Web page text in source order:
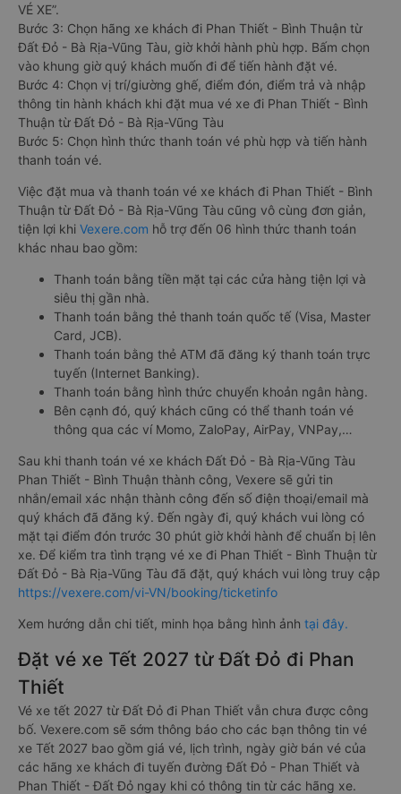
VÉ XE”.
Bước 3: Chọn hãng xe khách đi Phan Thiết - Bình Thuận từ
Đất Đỏ - Bà Rịa-Vũng Tàu, giờ khởi hành phù hợp. Bấm chọn
vào khung giờ quý khách muốn đi để tiến hành đặt vé.
Bước 4: Chọn vị trí/giường ghế, điểm đón, điểm trả và nhập
thông tin hành khách khi đặt mua vé xe đi Phan Thiết - Bình
Thuận từ Đất Đỏ - Bà Rịa-Vũng Tàu
Bước 5: Chọn hình thức thanh toán vé phù hợp và tiến hành
thanh toán vé.
Việc đặt mua và thanh toán vé xe khách đi Phan Thiết - Bình
Thuận từ Đất Đỏ - Bà Rịa-Vũng Tàu cũng vô cùng đơn giản,
tiện lợi khi Vexere.com hỗ trợ đến 06 hình thức thanh toán
khác nhau bao gồm:
Thanh toán bằng tiền mặt tại các cửa hàng tiện lợi và
siêu thị gần nhà.
Thanh toán bằng thẻ thanh toán quốc tế (Visa, Master
Card, JCB).
Thanh toán bằng thẻ ATM đã đăng ký thanh toán trực
tuyến (Internet Banking).
Thanh toán bằng hình thức chuyển khoản ngân hàng.
Bên cạnh đó, quý khách cũng có thể thanh toán vé
thông qua các ví Momo, ZaloPay, AirPay, VNPay,…
Sau khi thanh toán vé xe khách Đất Đỏ - Bà Rịa-Vũng Tàu
Phan Thiết - Bình Thuận thành công, Vexere sẽ gửi tin
nhắn/email xác nhận thành công đến số điện thoại/email mà
quý khách đã đăng ký. Đến ngày đi, quý khách vui lòng có
mặt tại điểm đón trước 30 phút giờ khởi hành để chuẩn bị lên
xe. Để kiểm tra tình trạng vé xe đi Phan Thiết - Bình Thuận từ
Đất Đỏ - Bà Rịa-Vũng Tàu đã đặt, quý khách vui lòng truy cập
https://vexere.com/vi-VN/booking/ticketinfo
Xem hướng dẫn chi tiết, minh họa bằng hình ảnh tại đây.
Đặt vé xe Tết 2027 từ Đất Đỏ đi Phan
Thiết
Vé xe tết 2027 từ Đất Đỏ đi Phan Thiết vẫn chưa được công
bố. Vexere.com sẽ sớm thông báo cho các bạn thông tin vé
xe Tết 2027 bao gồm giá vé, lịch trình, ngày giờ bán vé của
các hãng xe khách đi tuyến đường Đất Đỏ - Phan Thiết và
Phan Thiết - Đất Đỏ ngay khi có thông tin từ các hãng xe.